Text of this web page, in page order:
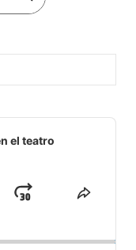
el teatro
JumpShare